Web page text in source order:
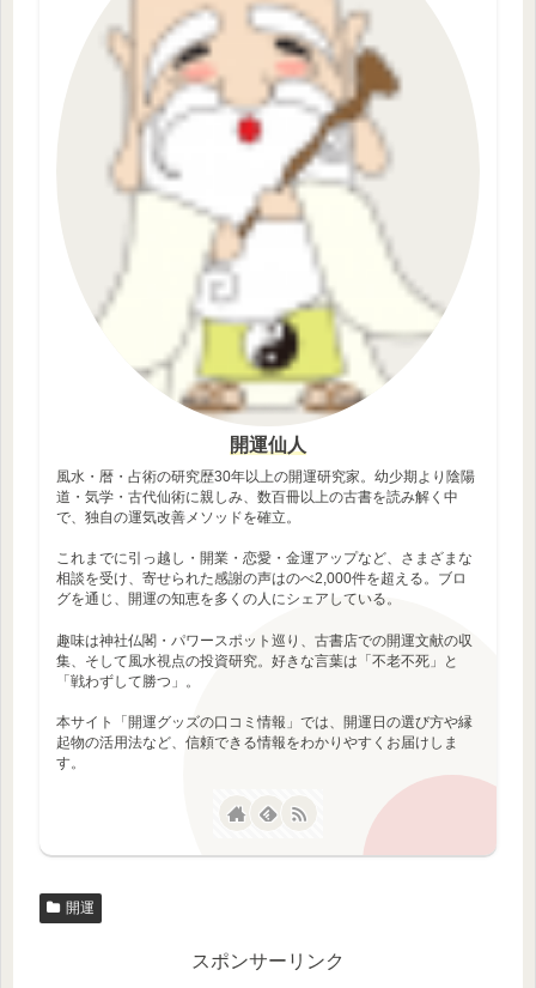
開運仙人
風水・暦・占術の研究歴30年以上の開運研究家。幼少期より陰陽
道・気学・古代仙術に親しみ、数百冊以上の古書を読み解く中
で、独自の運気改善メソッドを確立。
これまでに引っ越し・開業・恋愛・金運アップなど、さまざまな
相談を受け、寄せられた感謝の声はのべ2,000件を超える。ブロ
グを通じ、開運の知恵を多くの人にシェアしている。
趣味は神社仏閣・パワースポット巡り、古書店での開運文献の収
集、そして風水視点の投資研究。好きな言葉は「不老不死」と
「戦わずして勝つ」。
本サイト「開運グッズの口コミ情報」では、開運日の選び方や縁
起物の活用法など、信頼できる情報をわかりやすくお届けしま
す。
開運
スポンサーリンク